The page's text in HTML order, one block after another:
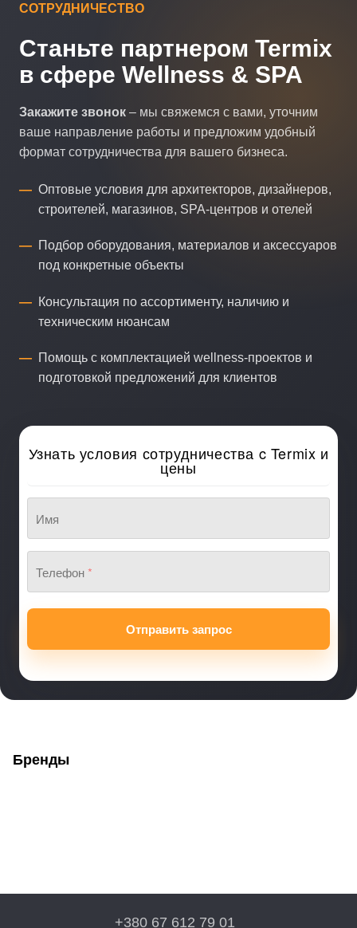
СОТРУДНИЧЕСТВО
Станьте партнером Termix
в сфере Wellness & SPA
Закажите звонок – мы свяжемся с вами, уточним
ваше направление работы и предложим удобный
формат сотрудничества для вашего бизнеса.
Оптовые условия для архитекторов, дизайнеров,
строителей, магазинов, SPA-центров и отелей
Подбор оборудования, материалов и аксессуаров
под конкретные объекты
Консультация по ассортименту, наличию и
техническим нюансам
Помощь с комплектацией wellness-проектов и
подготовкой предложений для клиентов
Узнать условия сотрудничества c Termix и
цены
Имя
Телефон*
Отправить запрос
Бренды
+380 67 612 79 01